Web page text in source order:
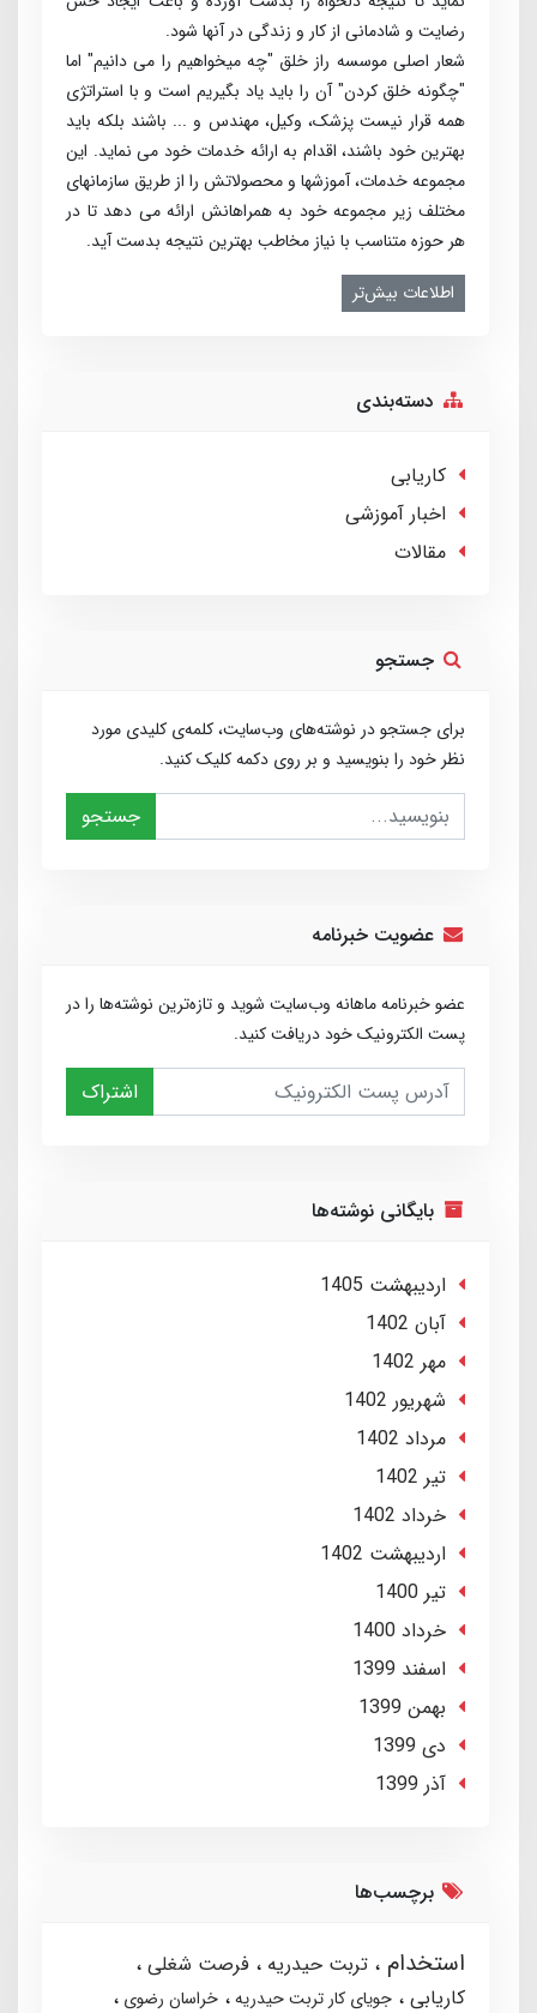
رضایت و شادمانی از کار و زندگی در آنها شود.
شعار اصلی موسسه راز خلق "چه می­خواهیم را می­ دانیم" اما
"چگونه خلق کردن" آن را باید یاد بگیریم است و با استراتژی
همه قرار نیست پزشک، وکیل، مهندس و ... باشند بلکه باید
بهترین خود باشند، اقدام به ارائه خدمات خود می­ نماید. این
مجموعه خدمات، آموزش­ها و محصولاتش را از طریق سازمان­های
مختلف زیر مجموعه خود به همراهانش ارائه می­ دهد تا در
هر حوزه متناسب با نیاز مخاطب بهترین نتیجه بدست آید.
اطلاعات بیش‌تر
دسته‌بندی
کاریابی
اخبار آموزشی
مقالات
جستجو
برای جستجو در نوشته‌های وب‌سایت، کلمه‌ی کلیدی مورد
نظر خود را بنویسید و بر روی دکمه کلیک کنید.
جستجو
عضویت خبرنامه
عضو خبرنامه ماهانه وب‌سایت شوید و تازه‌ترین نوشته‌ها را در
پست الکترونیک خود دریافت کنید.
اشتراک
بایگانی نوشته‌ها
ارديبهشت 1405
آبان 1402
مهر 1402
شهریور 1402
مرداد 1402
تير 1402
خرداد 1402
ارديبهشت 1402
تير 1400
خرداد 1400
اسفند 1399
بهمن 1399
دی 1399
آذر 1399
برچسب‌ها
استخدام تربت حیدریه
فرصت شغلی
کاریابی
جویای کار تربت حیدریه
خراسان رضوی